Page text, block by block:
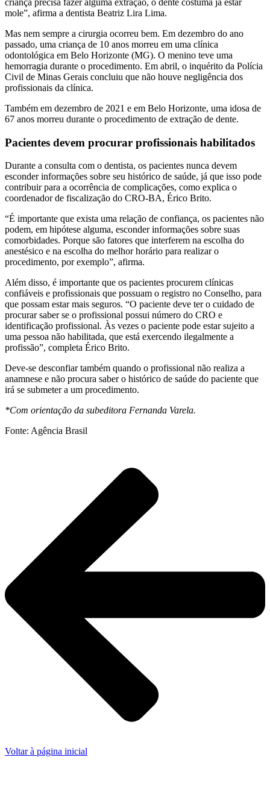
criança precisa fazer alguma extração, o dente costuma já estar
mole”, afirma a dentista Beatriz Lira Lima.
Mas nem sempre a cirurgia ocorreu bem. Em dezembro do ano
passado, uma criança de 10 anos morreu em uma clínica
odontológica em Belo Horizonte (MG). O menino teve uma
hemorragia durante o procedimento. Em abril, o inquérito da Polícia
Civil de Minas Gerais concluiu que não houve negligência dos
profissionais da clínica.
Também em dezembro de 2021 e em Belo Horizonte, uma idosa de
67 anos morreu durante o procedimento de extração de dente.
Pacientes devem procurar profissionais habilitados
Durante a consulta com o dentista, os pacientes nunca devem
esconder informações sobre seu histórico de saúde, já que isso pode
contribuir para a ocorrência de complicações, como explica o
coordenador de fiscalização do CRO-BA, Érico Brito.
“É importante que exista uma relação de confiança, os pacientes não
podem, em hipótese alguma, esconder informações sobre suas
comorbidades. Porque são fatores que interferem na escolha do
anestésico e na escolha do melhor horário para realizar o
procedimento, por exemplo”, afirma.
Além disso, é importante que os pacientes procurem clínicas
confiáveis e profissionais que possuam o registro no Conselho, para
que possam estar mais seguros. “O paciente deve ter o cuidado de
procurar saber se o profissional possui número do CRO e
identificação profissional. Às vezes o paciente pode estar sujeito a
uma pessoa não habilitada, que está exercendo ilegalmente a
profissão”, completa Érico Brito.
Deve-se desconfiar também quando o profissional não realiza a
anamnese e não procura saber o histórico de saúde do paciente que
irá se submeter a um procedimento.
*Com orientação da subeditora Fernanda Varela.
Fonte: Agência Brasil
Voltar à página inicial